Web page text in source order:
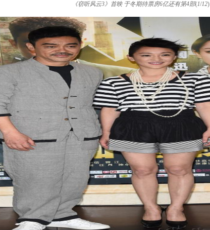
《窃听风云3》首映 于冬期待票房6亿还有第4部(1/12)